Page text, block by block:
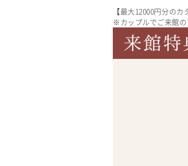
【最大12000円分の
※カップルでご来館